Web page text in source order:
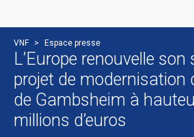
VNF > Espace presse
L’Europe renouvelle
projet de modernisation
de Gambsheim à
millions d’euros